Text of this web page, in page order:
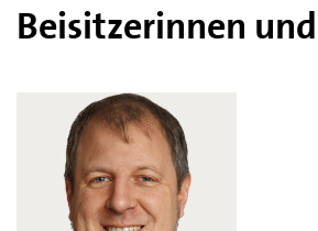
Beisitzerinnen